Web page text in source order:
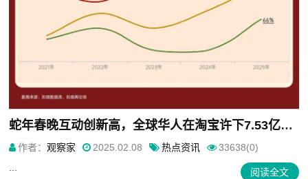
蛇年春晚互动创新高，全球华人在淘宝许下7.53亿个心愿
作者：观察家 2025.02.08 热点资讯
33638(0)
阅读全文